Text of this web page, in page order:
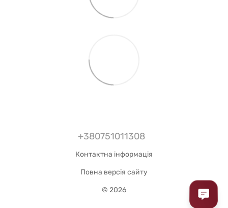
+380751011308
Контактна інформація
Повна версія сайту
© 2026